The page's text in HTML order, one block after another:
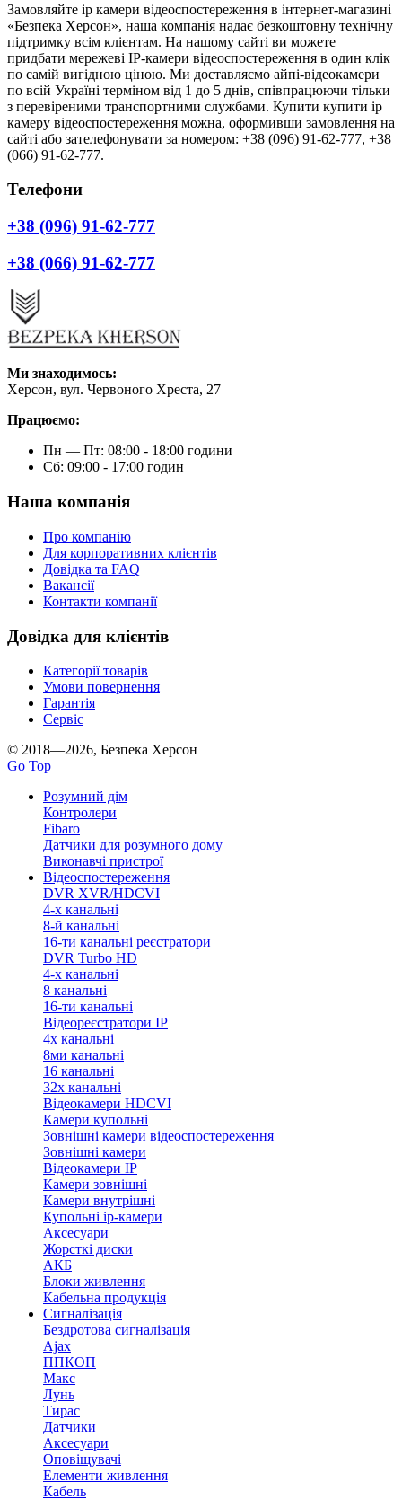
Замовляйте ip камери відеоспостереження в інтернет-магазині
«Безпека Херсон», наша компанія надає безкоштовну технічну
підтримку всім клієнтам. На нашому сайті ви можете
придбати мережеві IP-камери відеоспостереження в один клік
по самій вигідною ціною. Ми доставляємо айпі-відеокамери
по всій Україні терміном від 1 до 5 днів, співпрацюючи тільки
з перевіреними транспортними службами. Купити купити ip
камеру відеоспостереження можна, оформивши замовлення на
сайті або зателефонувати за номером: +38 (096) 91-62-777, +38
(066) 91-62-777.
Телефони
+38 (096) 91-62-777
+38 (066) 91-62-777
Ми знаходимось:
Херсон, вул. Червоного Хреста, 27
Працюємо:
Пн — Пт: 08:00 - 18:00 години
Сб: 09:00 - 17:00 годин
Наша компанія
Про компанію
Для корпоративних клієнтів
Довідка та FAQ
Вакансії
Контакти компанії
Довідка для клієнтів
Категорії товарів
Умови повернення
Гарантія
Сервіс
© 2018—2026, Безпека Херсон
Go Top
Розумний дім
Контролери
Fibaro
Датчики для розумного дому
Виконавчі пристрої
Відеоспостереження
DVR XVR/HDCVI
4-x канальні
8-й канальні
16-ти канальні реєстратори
DVR Turbo HD
4-х канальні
8 канальні
16-ти канальні
Відеореєстратори IP
4х канальні
8ми канальні
16 канальні
32x канальні
Відеокамери HDCVI
Камери купольні
Зовнішні камери відеоспостереження
Зовнішні камери
Відеокамери IP
Камери зовнішні
Камери внутрішні
Купольні ip-камери
Аксесуари
Жорсткі диски
АКБ
Блоки живлення
Кабельна продукція
Сигналізація
Бездротова сигналізація
Ajax
ППКОП
Макс
Лунь
Тирас
Датчики
Аксесуари
Оповіщувачі
Елементи живлення
Кабель